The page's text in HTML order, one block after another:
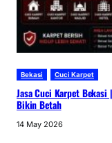
Bekasi Cuci Karpet
Jasa Cuci Karpet
Bikin Betah
14 May 2026